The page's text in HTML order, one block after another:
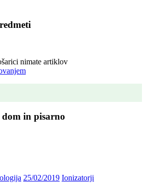
nimate artiklov
in pisarno
25/02/2019 Ionizatorji